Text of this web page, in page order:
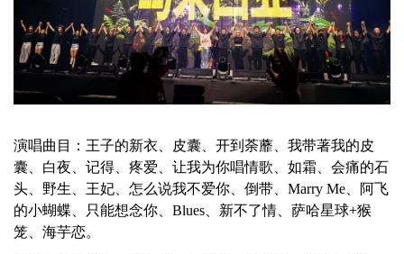
演唱曲目：王子的新衣、皮囊、开到荼蘼、我带著我的皮
囊、白夜、记得、疼爱、让我为你唱情歌、如霜、会痛的石
头、野生、王妃、怎么说我不爱你、倒带、Marry Me、阿飞
的小蝴蝶、只能想念你、Blues、新不了情、萨哈星球+猴
笼、海芋恋。